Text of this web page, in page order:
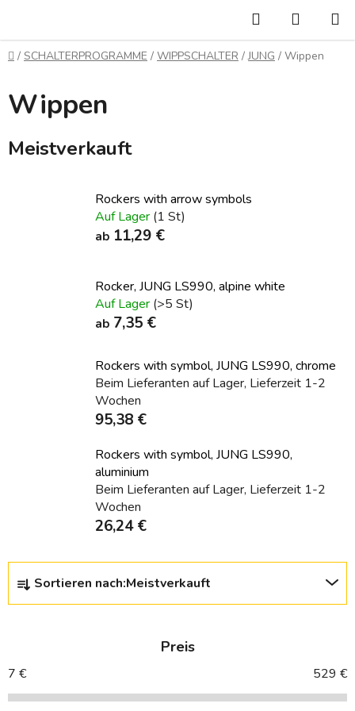
springen
Suchen
Startseite
/ SCHALTERPROGRAMME / WIPPSCHALTER / JUNG / Wippen
Wippen
Meistverkauft
Rockers with arrow symbols
Auf Lager (1 St)
ab 11,29 €
Rocker, JUNG LS990, alpine white
Auf Lager (>5 St)
ab 7,35 €
Rockers with symbol, JUNG LS990, chrome
Beim Lieferanten auf Lager, Lieferzeit 1-2
Wochen
95,38 €
Rockers with symbol, JUNG LS990,
aluminium
Beim Lieferanten auf Lager, Lieferzeit 1-2
Wochen
26,24 €
P
o
k
t
Sortieren nach:Meistverkauft
Preis
7 € 529 €